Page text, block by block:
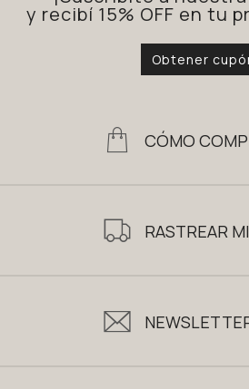
y recibí 15% OFF en tu
Obtener
CÓMO
RASTREAR